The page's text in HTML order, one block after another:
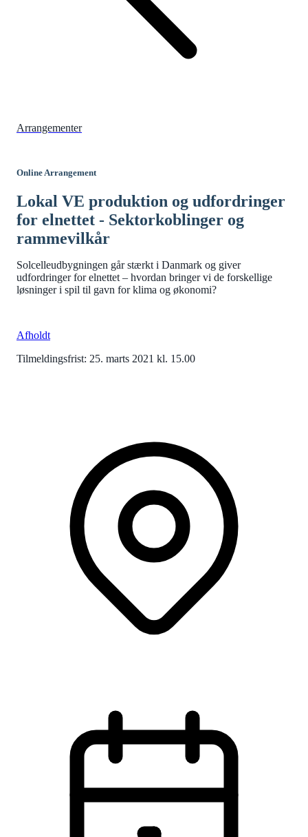
Arrangementer
Online Arrangement
Lokal VE produktion og udfordringer
for elnettet - Sektorkoblinger og
rammevilkår
Solcelleudbygningen går stærkt i Danmark og giver
udfordringer for elnettet – hvordan bringer vi de forskellige
løsninger i spil til gavn for klima og økonomi?
Afholdt
Tilmeldingsfrist: 25. marts 2021 kl. 15.00